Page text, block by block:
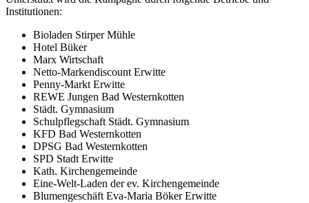
Institutionen:
Bioladen Stirper Mühle
Hotel Büker
Marx Wirtschaft
Netto-Markendiscount Erwitte
Penny-Markt Erwitte
REWE Jungen Bad Westernkotten
Städt. Gymnasium
Schulpflegschaft Städt. Gymnasium
KFD Bad Westernkotten
DPSG Bad Westernkotten
SPD Stadt Erwitte
Kath. Kirchengemeinde
Eine-Welt-Laden der ev. Kirchengemeinde
Blumengeschäft Eva-Maria Böker Erwitte